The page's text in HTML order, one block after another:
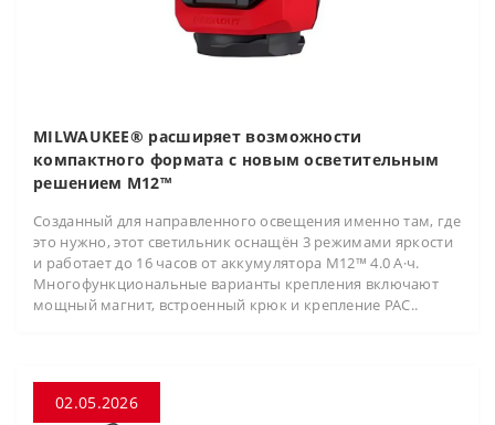
MILWAUKEE® расширяет возможности
компактного формата с новым осветительным
решением M12™
Созданный для направленного освещения именно там, где
это нужно, этот светильник оснащён 3 режимами яркости
и работает до 16 часов от аккумулятора M12™ 4.0 А·ч.
Многофункциональные варианты крепления включают
мощный магнит, встроенный крюк и крепление PAC..
02.05.2026